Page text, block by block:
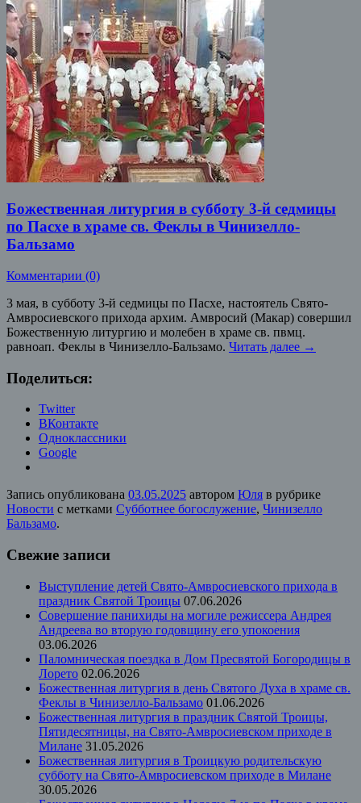
Божественная литургия в субботу 3-й седмицы
по Пасхе в храме св. Феклы в Чинизелло-
Бальзамо
Комментарии (0)
3 мая, в субботу 3-й седмицы по Пасхе, настоятель Свято-
Амвросиевского прихода архим. Амвросий (Макар) совершил
Божественную литургию и молебен в храме св. пвмц.
равноап. Феклы в Чинизелло-Бальзамо. Читать далее →
Поделиться:
Twitter
ВКонтакте
Одноклассники
Google
Запись опубликована 03.05.2025 автором Юля в рубрике
Новости с метками Субботнее богослужение, Чинизелло
Бальзамо.
Свежие записи
Выступление детей Свято-Амвросиевского прихода в
праздник Святой Троицы 07.06.2026
Совершение панихиды на могиле режиссера Андрея
Андреева во вторую годовщину его упокоения
03.06.2026
Паломническая поездка в Дом Пресвятой Богородицы в
Лорето 02.06.2026
Божественная литургия в день Святого Духа в храме св.
Феклы в Чинизелло-Бальзамо 01.06.2026
Божественная литургия в праздник Святой Троицы,
Пятидесятницы, на Свято-Амвросиевском приходе в
Милане 31.05.2026
Божественная литургия в Троицкую родительскую
субботу на Свято-Амвросиевском приходе в Милане
30.05.2026